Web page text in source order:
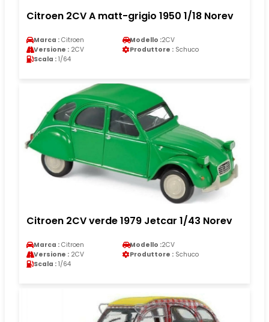
Citroen 2CV A matt-grigio 1950 1/18 Norev
Marca : Citroen Modello :2CV
Versione : 2CV Produttore : Schuco
Scala : 1/64
Citroen 2CV verde 1979 Jetcar 1/43 Norev
Marca : Citroen Modello :2CV
Versione : 2CV Produttore : Schuco
Scala : 1/64